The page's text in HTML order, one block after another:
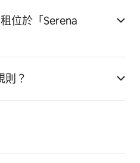
位於「Serena
則？